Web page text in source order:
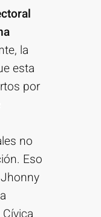
la
esta
por
no
Eso